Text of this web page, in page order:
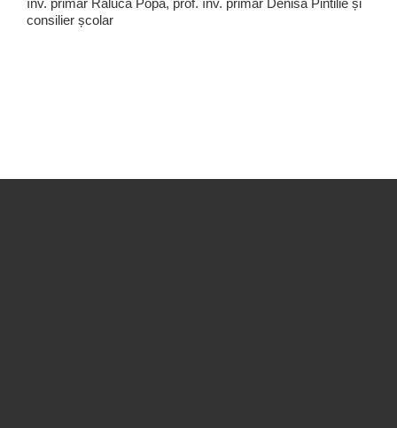
înv. primar Raluca Popa, prof. înv. primar Denisa Pintilie și
consilier școlar